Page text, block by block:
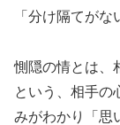
「分け隔てがな
惻隠の情とは、
という、相手の
みがわかり「思